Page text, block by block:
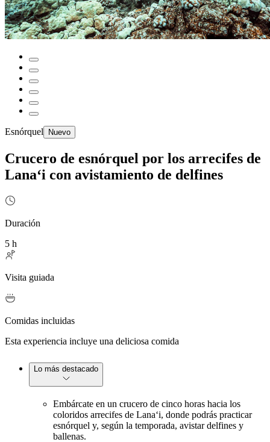
Esnórquel Nuevo
Crucero de esnórquel por los arrecifes de
Lanaʻi con avistamiento de delfines
Duración
5 h
Visita guiada
Comidas incluidas
Esta experiencia incluye una deliciosa comida
Lo más destacado
Embárcate en un crucero de cinco horas hacia los
coloridos arrecifes de Lanaʻi, donde podrás practicar
esnórquel y, según la temporada, avistar delfines y
ballenas.